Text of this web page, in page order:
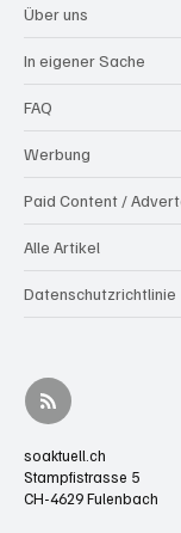
Über uns
In eigener Sache
FAQ
Werbung
Paid Content /
Alle Artikel
Datenschutzrichtlinie
soaktuell.ch
Stampfistrasse 5
CH-4629 Fulenbach